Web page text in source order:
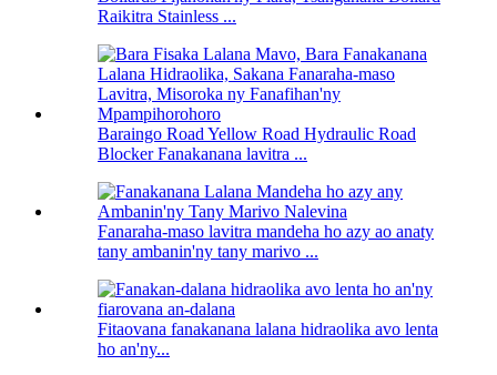
Raikitra Stainless ...
Baraingo Road Yellow Road Hydraulic Road
Blocker Fanakanana lavitra ...
Fanaraha-maso lavitra mandeha ho azy ao anaty
tany ambanin'ny tany marivo ...
Fitaovana fanakanana lalana hidraolika avo lenta
ho an'ny...